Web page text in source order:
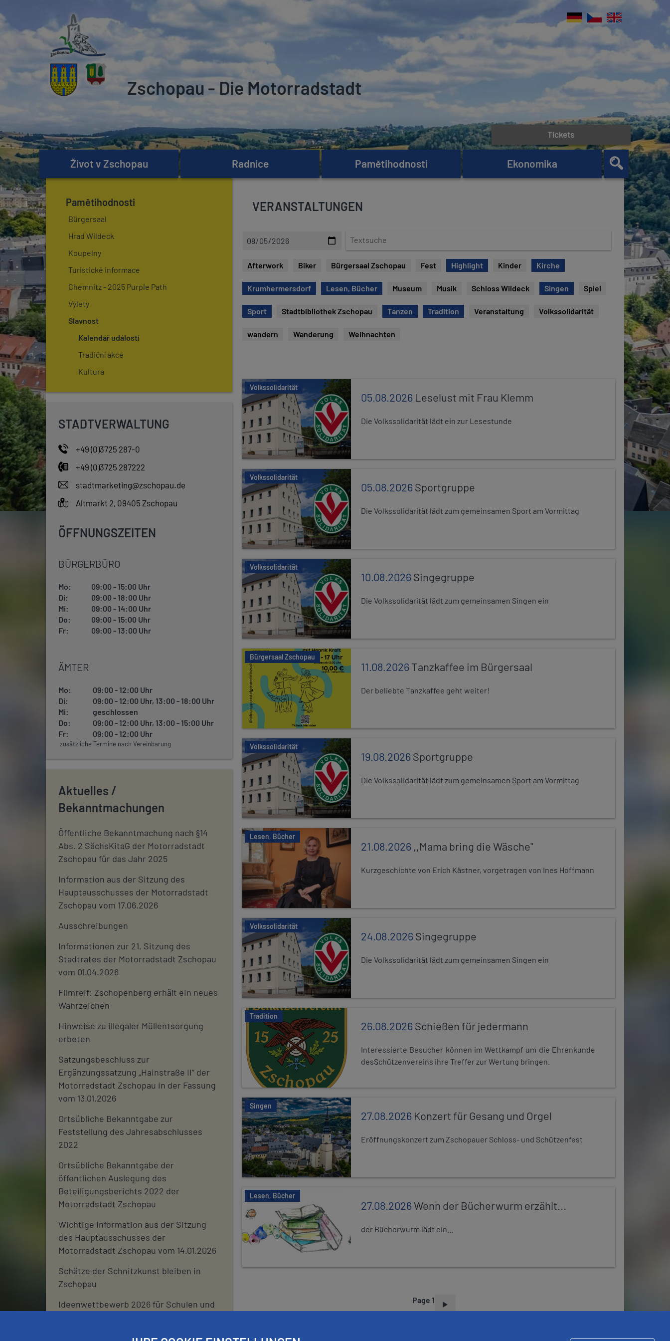
Zschopau - Die Motorradstadt
Život v Zschopau Radnice Pamětihodnosti Ekonomika
Tickets
Pamětihodnosti
Bürgersaal
Hrad Wildeck
Koupelny
Turistické informace
Chemnitz - 2025 Purple Path
Výlety
Slavnost
Kalendář událostí
Tradiční akce
Kultura
STADTVERWALTUNG
+49 (0)3725 287-0
+49 (0)3725 287222
stadtmarketing@zschopau.de
Altmarkt 2, 09405 Zschopau
ÖFFNUNGSZEITEN
BÜRGERBÜRO
Mo:
09:00 - 15:00 Uhr
Di:
09:00 - 18:00 Uhr
Mi:
09:00 - 14:00 Uhr
Do:
09:00 - 15:00 Uhr
Fr:
09:00 - 13:00 Uhr
ÄMTER
Mo:
09:00 - 12:00 Uhr
Di:
09:00 - 12:00 Uhr, 13:00 - 18:00 Uhr
Mi:
geschlossen
Do:
09:00 - 12:00 Uhr, 13:00 - 15:00 Uhr
Fr:
09:00 - 12:00 Uhr
zusätzliche Termine nach Vereinbarung
Aktuelles /
Bekanntmachungen
Öffentliche Bekanntmachung nach §14
Abs. 2 SächsKitaG der Motorradstadt
Zschopau für das Jahr 2025
Information aus der Sitzung des
Hauptausschusses der Motorradstadt
Zschopau vom 17.06.2026
Ausschreibungen
Informationen zur 21. Sitzung des
Stadtrates der Motorradstadt Zschopau
vom 01.04.2026
Filmreif: Zschopenberg erhält ein neues
Wahrzeichen
Hinweise zu illegaler Müllentsorgung
erbeten
Satzungsbeschluss zur
Ergänzungssatzung „Hainstraße II“ der
Motorradstadt Zschopau in der Fassung
vom 13.01.2026
Ortsübliche Bekanntgabe zur
Feststellung des Jahresabschlusses
2022
Ortsübliche Bekanntgabe der
öffentlichen Auslegung des
Beteiligungsberichts 2022 der
Motorradstadt Zschopau
Wichtige Information aus der Sitzung
des Hauptausschusses der
Motorradstadt Zschopau vom 14.01.2026
Schätze der Schnitzkunst bleiben in
Zschopau
Ideenwettbewerb 2026 für Schulen und
Stadtjournal 2026: Wir suchen euch
VERANSTALTUNGEN
m
t
s
u
h
Afterwork Biker Bürgersaal Zschopau Fest Highlight Kinder Kirche
Krumhermersdorf Lesen, Bücher Museum Musik Schloss Wildeck Singen Spiel
Sport Stadtbibliothek Zschopau Tanzen Tradition Veranstaltung Volkssolidarität
wandern Wanderung Weihnachten
Volkssolidarität
05.08.2026 Leselust mit Frau Klemm
Die Volkssolidarität lädt ein zur Lesestunde
Volkssolidarität
05.08.2026Sportgruppe
Die Volkssolidarität lädt zum gemeinsamen Sport am Vormittag
Volkssolidarität
10.08.2026Singegruppe
Die Volkssolidarität lädt zum gemeinsamen Singen ein
Bürgersaal Zschopau
11.08.2026Tanzkaffee im Bürgersaal
Der beliebte Tanzkaffee geht weiter!
Volkssolidarität
19.08.2026Sportgruppe
Die Volkssolidarität lädt zum gemeinsamen Sport am Vormittag
Lesen, Bücher
21.08.2026 ,,Mama bring die Wäsche"
Kurzgeschichte von Erich Kästner, vorgetragen von Ines Hoffmann
Volkssolidarität
24.08.2026Singegruppe
Die Volkssolidarität lädt zum gemeinsamen Singen ein
Tradition
26.08.2026Schießen für jedermann
Interessierte Besucher können im Wettkampf um die Ehrenkunde
desSchützenvereins ihre Treffer zur Wertung bringen.
Singen
27.08.2026 Konzert für Gesang und Orgel
Eröffnungskonzert zum Zschopauer Schloss- und Schützenfest
Lesen, Bücher
27.08.2026Wenn der Bücherwurm erzählt...
der Bücherwurm lädt ein...
P
G
Page 1